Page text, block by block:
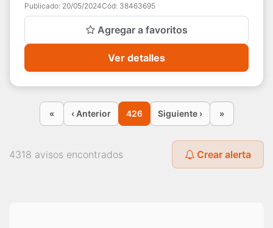
Publicado: 20/05/2024Cód: 38463695
Agregar a favoritos
Ver detalles
« ‹ Anterior 426 Siguiente › »
4318 avisos encontrados Crear alerta